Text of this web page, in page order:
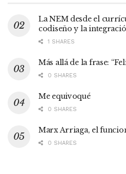
La NEM desde el
codiseño y la
1 SHARES
Más allá de la frase:
0 SHARES
Me equivoqué
0 SHARES
Marx Arriaga, el
0 SHARES